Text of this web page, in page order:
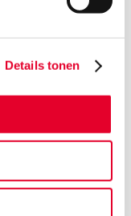
Details tonen